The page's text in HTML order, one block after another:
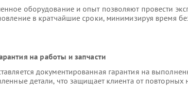
оборудование и опыт позволяют провести
в кратчайшие сроки, минимизируя время
на работы и запчасти
документированная гарантия на
детали, что защищает клиента от повторных